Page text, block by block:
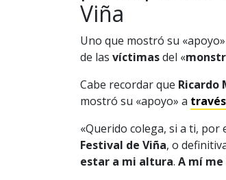
Viña
Uno que mostró su
de las víctimasdel «
Cabe recordar que Ricardo
mostró su «apoyo» a
«Querido colega, si a ti, por
Festival de Viña, o
estar a mi altura. A mí